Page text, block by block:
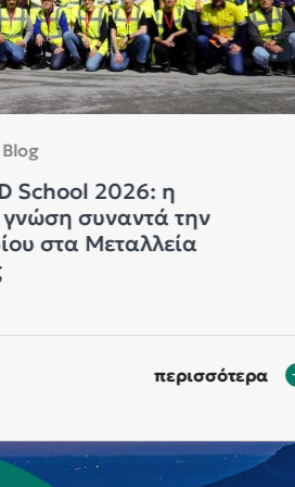
Blog
School 2026: η
συναντά την
στα Μεταλλεία
περισσότερα